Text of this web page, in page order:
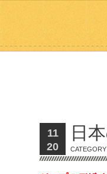
11
20
日